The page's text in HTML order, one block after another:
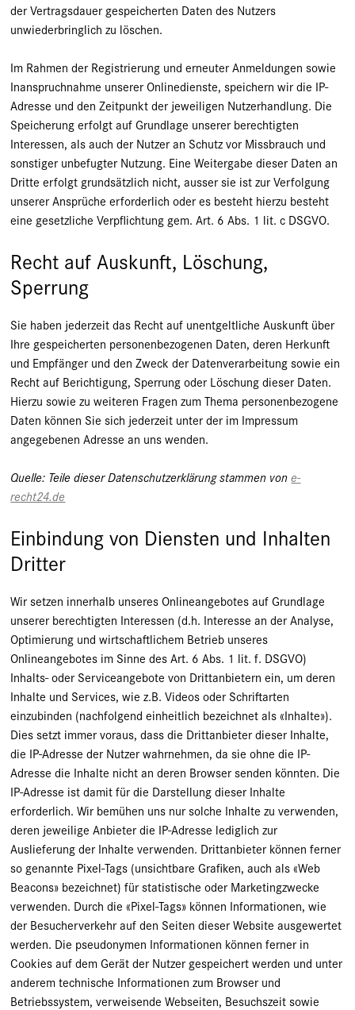
der Vertragsdauer gespeicherten Daten des Nutzers
unwiederbringlich zu löschen.
Im Rahmen der Registrierung und erneuter Anmeldungen sowie
Inanspruchnahme unserer Onlinedienste, speichern wir die IP-
Adresse und den Zeitpunkt der jeweiligen Nutzerhandlung. Die
Speicherung erfolgt auf Grundlage unserer berechtigten
Interessen, als auch der Nutzer an Schutz vor Missbrauch und
sonstiger unbefugter Nutzung. Eine Weitergabe dieser Daten an
Dritte erfolgt grundsätzlich nicht, ausser sie ist zur Verfolgung
unserer Ansprüche erforderlich oder es besteht hierzu besteht
eine gesetzliche Verpflichtung gem. Art. 6 Abs. 1 lit. c DSGVO.
Recht auf Auskunft, Löschung,
Sperrung
Sie haben jederzeit das Recht auf unentgeltliche Auskunft über
Ihre gespeicherten personenbezogenen Daten, deren Herkunft
und Empfänger und den Zweck der Datenverarbeitung sowie ein
Recht auf Berichtigung, Sperrung oder Löschung dieser Daten.
Hierzu sowie zu weiteren Fragen zum Thema personenbezogene
Daten können Sie sich jederzeit unter der im Impressum
angegebenen Adresse an uns wenden.
Quelle: Teile dieser Datenschutzerklärung stammen vone-
recht24.de
Einbindung von Diensten und Inhalten
Dritter
Wir setzen innerhalb unseres Onlineangebotes auf Grundlage
unserer berechtigten Interessen (d.h. Interesse an der Analyse,
Optimierung und wirtschaftlichem Betrieb unseres
Onlineangebotes im Sinne des Art. 6 Abs. 1 lit. f. DSGVO)
Inhalts- oder Serviceangebote von Drittanbietern ein, um deren
Inhalte und Services, wie z.B. Videos oder Schriftarten
einzubinden (nachfolgend einheitlich bezeichnet als «Inhalte»).
Dies setzt immer voraus, dass die Drittanbieter dieser Inhalte,
die IP-Adresse der Nutzer wahrnehmen, da sie ohne die IP-
Adresse die Inhalte nicht an deren Browser senden könnten. Die
IP-Adresse ist damit für die Darstellung dieser Inhalte
erforderlich. Wir bemühen uns nur solche Inhalte zu verwenden,
deren jeweilige Anbieter die IP-Adresse lediglich zur
Auslieferung der Inhalte verwenden. Drittanbieter können ferner
so genannte Pixel-Tags (unsichtbare Grafiken, auch als «Web
Beacons» bezeichnet) für statistische oder Marketingzwecke
verwenden. Durch die «Pixel-Tags» können Informationen, wie
der Besucherverkehr auf den Seiten dieser Website ausgewertet
werden. Die pseudonymen Informationen können ferner in
Cookies auf dem Gerät der Nutzer gespeichert werden und unter
anderem technische Informationen zum Browser und
Betriebssystem, verweisende Webseiten, Besuchszeit sowie